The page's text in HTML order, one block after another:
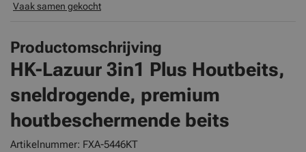
Vaak samen gekocht
Productomschrijving
HK-Lazuur 3in1 Plus Houtbeits,
sneldrogende, premium
houtbeschermende beits
Artikelnummer: FXA-5446KT